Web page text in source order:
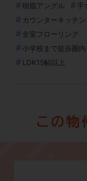
樹脂アングル
手
カウンターキッチン
全室フローリング
小学校まで徒歩圏内
LDK15帖以上